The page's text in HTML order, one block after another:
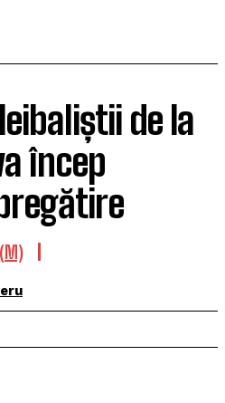
de la
încep